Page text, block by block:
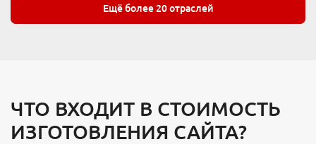
Ещё более 20 отраслей
ЧТО ВХОДИТ В СТОИМОСТЬ
ИЗГОТОВЛЕНИЯ САЙТА?